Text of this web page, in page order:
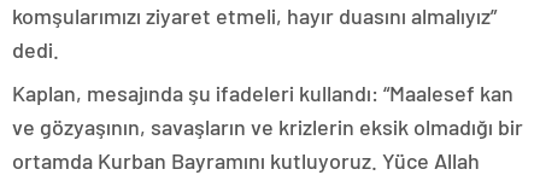
komşularımızı ziyaret etmeli, hayır duasını almalıyız”
dedi.
Kaplan, mesajında şu ifadeleri kullandı: “Maalesef kan
ve gözyaşının, savaşların ve krizlerin eksik olmadığı bir
ortamda Kurban Bayramını kutluyoruz. Yüce Allah